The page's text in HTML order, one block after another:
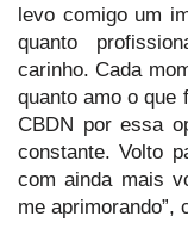
levo comigo um
quanto
carinho. Cada
quanto amo o que
CBDN por essa
constante. Volto
com ainda mais
me aprimorando”,